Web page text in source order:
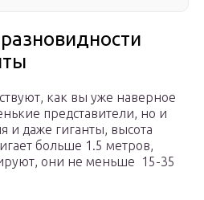
как вы уже наверное
представители, но и
и даже гиганты, высота
больше 1.5 метров,
они не меньше 15-35